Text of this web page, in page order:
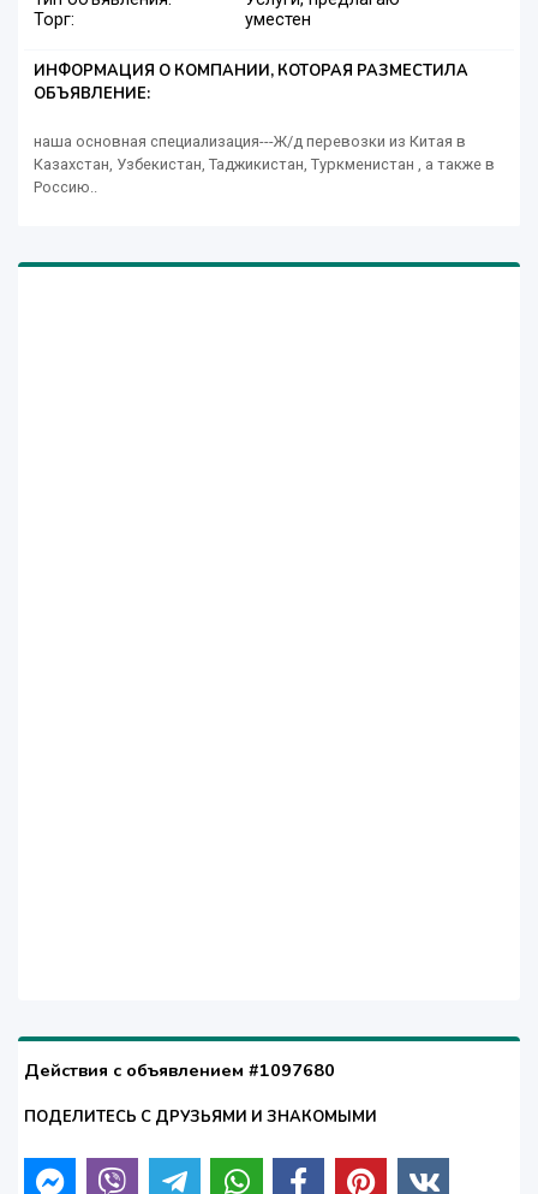
Торг:
уместен
ИНФОРМАЦИЯ О КОМПАНИИ, КОТОРАЯ РАЗМЕСТИЛА
ОБЪЯВЛЕНИЕ:
наша основная специализация---Ж/д перевозки из Китая в
Казахстан, Узбекистан, Таджикистан, Туркменистан , а также в
Россию..
Действия с объявлением #1097680
ПОДЕЛИТЕСЬ С ДРУЗЬЯМИ И ЗНАКОМЫМИ